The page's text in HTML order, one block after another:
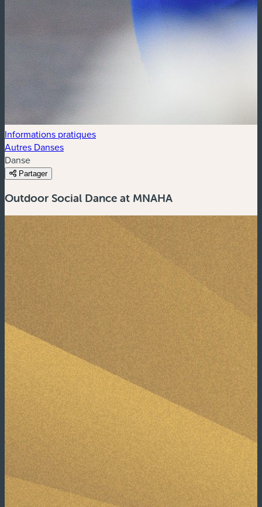
Informations pratiques
Autres Danses
Danse
Partager
Outdoor Social Dance at MNAHA